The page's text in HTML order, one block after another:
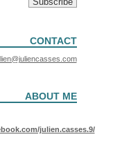
CONTACT
ABOUT ME
julien.casses.9/